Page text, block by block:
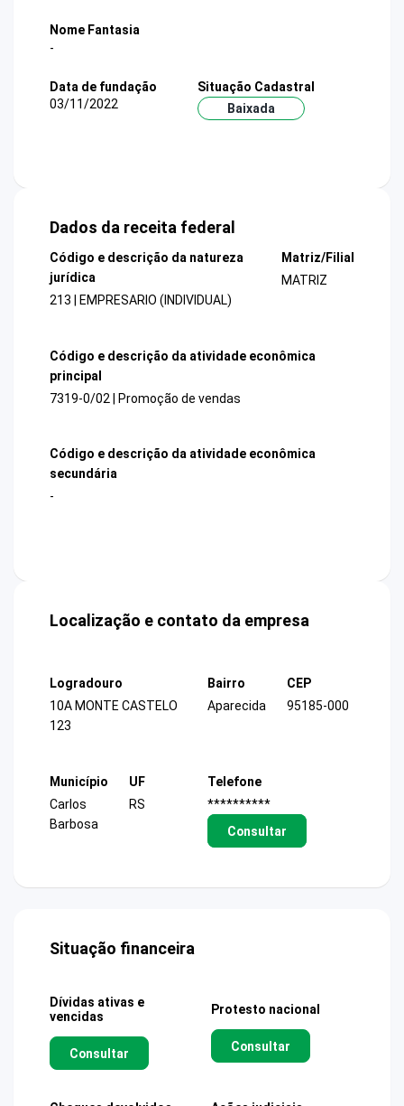
Nome Fantasia
-
Data de fundação
03/11/2022
Situação Cadastral
Baixada
Dados da receita federal
Código e descrição da natureza
jurídica
213 | EMPRESARIO (INDIVIDUAL)
Matriz/Filial
MATRIZ
Código e descrição da atividade econômica
principal
7319-0/02 | Promoção de vendas
Código e descrição da atividade econômica
secundária
-
Localização e contato da empresa
Logradouro
10A MONTE CASTELO
123
Bairro
Aparecida
CEP
95185-000
Município
Carlos
Barbosa
UF
RS
Telefone
**********
Consultar
Situação financeira
Dívidas ativas e
vencidas
Consultar
Protesto nacional
Consultar